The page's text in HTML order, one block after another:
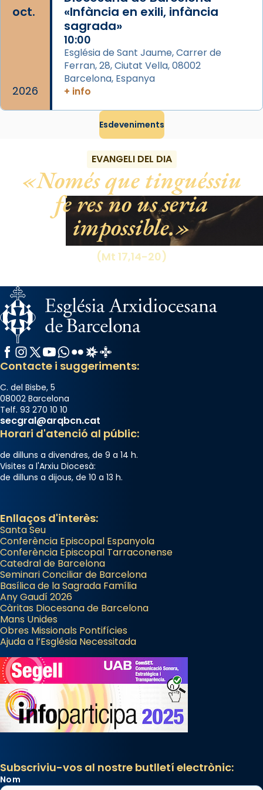
del temple amb les relíquies de les santes.
Des de 1985 hi participa també un grup de
diablesses amb música i ball propis. Festa
gran a Mataró.
«Si vols saber què és calor, ves per les
Santes a Mataró»🥵.
Share
oct.
2026
«Infància en exili, infància
sagrada»
10:00
Església de Sant Jaume, Carrer de
Ferran, 28, Ciutat Vella, 08002
Barcelona, Espanya
+ info
Esdeveniments
EVANGELI DEL DIA
Només que tinguéssiu
fe res no us seria
impossible.
(Mt 17,14-20)
Facebook
Instagram
X / Twitter
YouTube
WhatsApp
FlickrRadio Estel
Catalunya Cristiana
Contacte i suggeriments:
C. del Bisbe, 5
08002 Barcelona
Telf. 93 270 10 10
secgral@arqbcn.cat
Horari d'atenció al públic:
de dilluns a divendres, de 9 a 14 h.
Visites a l'Arxiu Diocesà:
de dilluns a dijous, de 10 a 13 h.
Enllaços d'interès:
Santa Seu
Conferència Episcopal Espanyola
Conferència Episcopal Tarraconense
Catedral de Barcelona
Seminari Conciliar de Barcelona
Basílica de la Sagrada Família
Any Gaudí 2026
Càritas Diocesana de Barcelona
Mans Unides
Obres Missionals Pontifícies
Ajuda a l’Església Necessitada
Subscriviu-vos al nostre butlletí electrònic:
Nom